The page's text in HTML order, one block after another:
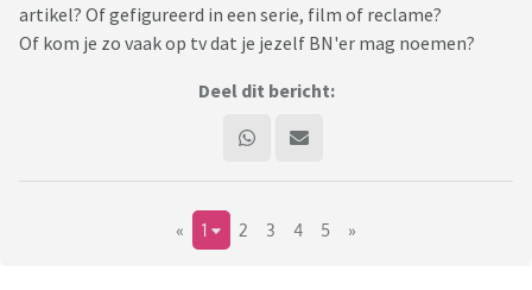
artikel? Of gefigureerd in een serie, film of reclame?
Of kom je zo vaak op tv dat je jezelf BN'er mag noemen?
Deel dit bericht:
« 1 2 3 4 5 »